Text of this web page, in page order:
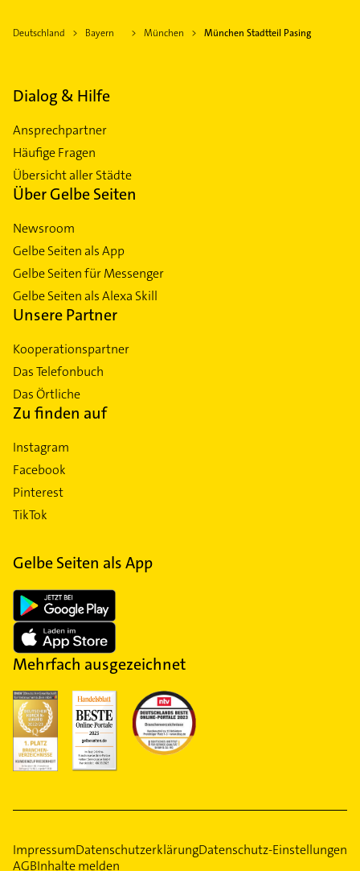
Deutschland Bayern München München Stadtteil Pasing
Dialog & Hilfe
Ansprechpartner
Häufige Fragen
Übersicht aller Städte
Über Gelbe Seiten
Newsroom
Gelbe Seiten als App
Gelbe Seiten für Messenger
Gelbe Seiten als Alexa Skill
Unsere Partner
Kooperationspartner
Das Telefonbuch
Das Örtliche
Zu finden auf
Instagram
Facebook
Pinterest
TikTok
Gelbe Seiten als App
Mehrfach ausgezeichnet
ImpressumDatenschutzerklärungDatenschutz-Einstellungen
AGBInhalte melden